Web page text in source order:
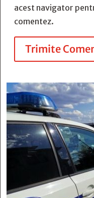
acest navigator
comentez.
Trimite